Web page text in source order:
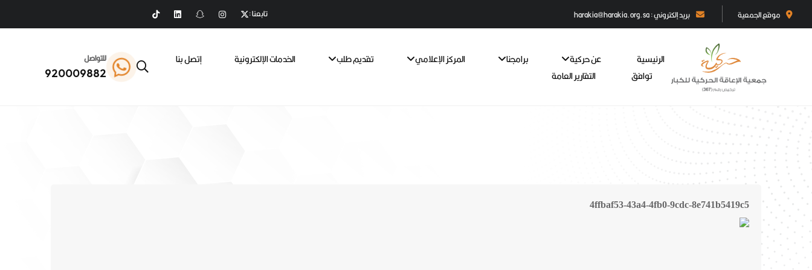
موقع الجمعية بريد إلكتروني : harakia@harakia.org.sa تابعنا :
الرئيسية عن حركية برامجنا المركز الإعلامي تقديم طلب الخدمات الإلكترونية
إتصل بنا
توافق
التقارير العامة
للتواصل
920009882
4ffbaf53-43a4-4fb0-9cdc-8e741b5419c5